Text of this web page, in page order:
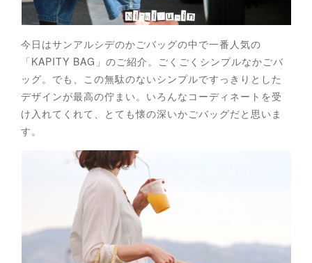
今日はサンアルシデのかごバッグの中で一番人気の
「KAPITY BAG」のご紹介。ごくごくシンプルなかごバ
ッグ。でも、この無駄のないシンプルですっきりとした
デザインが最高の佇まい。いろんなコーディネートを受
け入れてくれて、とても懐の深いかごバッグだと思いま
す。